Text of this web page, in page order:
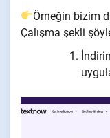
Örneğin bizim
Çalışma şekli
İndirin